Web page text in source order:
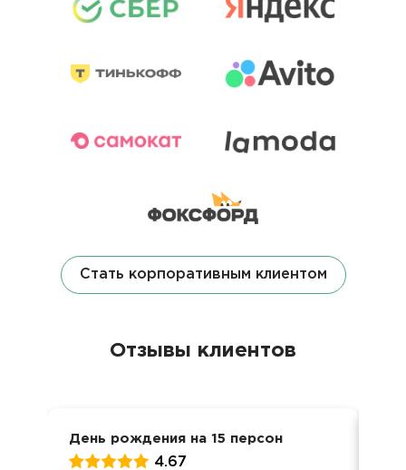
Стать корпоративным клиентом
Отзывы клиентов
День рождения на 15 персон
4.67